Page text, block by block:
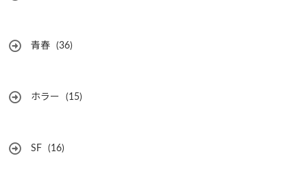
青春 (36)
ホラー (15)
SF (16)